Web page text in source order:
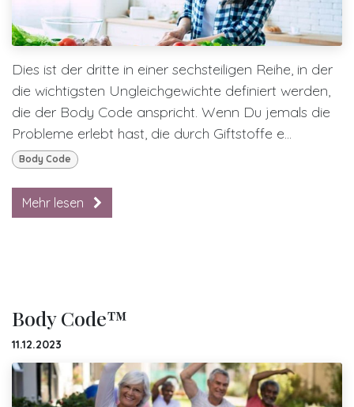
Dies ist der dritte in einer sechsteiligen Reihe, in der
die wichtigsten Ungleichgewichte definiert werden,
die der Body Code anspricht. Wenn Du jemals die
Probleme erlebt hast, die durch Giftstoffe e...
Body Code
Mehr lesen
Body Code™
11.12.2023